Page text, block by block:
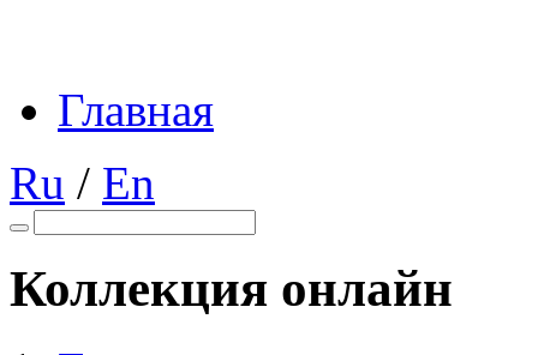
Главная
Ru / En
Коллекция онлайн